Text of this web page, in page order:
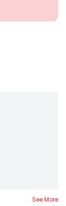
See More